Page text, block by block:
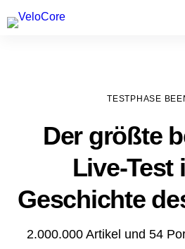
Agenturen & Webdesigner
TESTPHASE
Der größte
Live-Test
Geschichte
2.000.000 Artikel und 54